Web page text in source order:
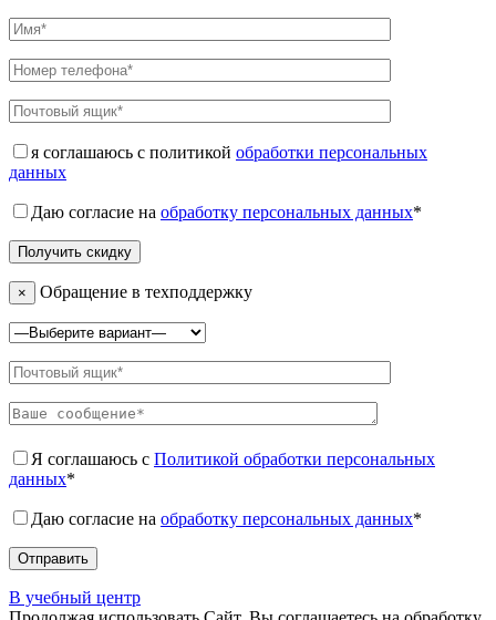
я соглашаюсь с политикой обработки персональных
данных
Даю согласие на обработку персональных данных*
× Обращение в техподдержку
Я соглашаюсь с Политикой обработки персональных
данных*
Даю согласие на обработку персональных данных*
В учебный центр